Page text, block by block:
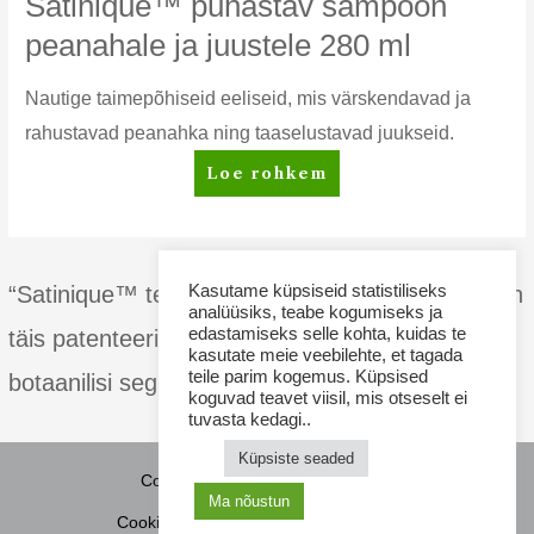
peanahale ja juustele 280 ml
Nautige taimepõhiseid eeliseid, mis värskendavad ja
rahustavad peanahka ning taaselustavad juukseid.
Satinique™
puhastav
juustele
280
ml
Loe rohkem
“Satinique™ teaduslikult täiustatud süsteemid on
täis patenteeritud ENERJUVE™ kompleksi,
botaanilisi segusid ja toitaineid.
Copyright © 2026 NamaMama.ee
Cookie Policy
Kasutame küpsiseid statistiliseks
analüüsiks, teabe kogumiseks ja
edastamiseks selle kohta, kuidas te
kasutate meie veebilehte, et tagada
teile parim kogemus. Küpsised
koguvad teavet viisil, mis otseselt ei
tuvasta kedagi..
Küpsiste seaded
Ma nõustun